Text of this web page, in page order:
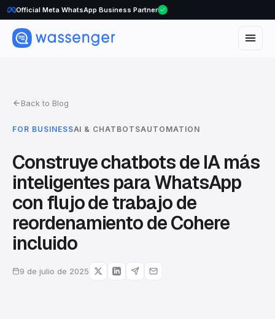
Official Meta WhatsApp Business Partner
WhatsApp Voice Calls are here
Back to Blog
FOR BUSINESSAI & CHATBOTSAUTOMATION
Construye chatbots de IA más
inteligentes para WhatsApp
con flujo de trabajo de
reordenamiento de Cohere
incluido
9 de julio de 2025